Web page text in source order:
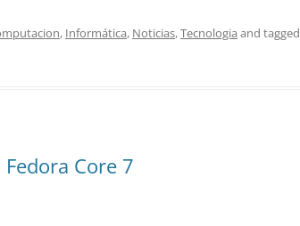
, Informática, Noticias,Tecnologia and tagged
Core 7